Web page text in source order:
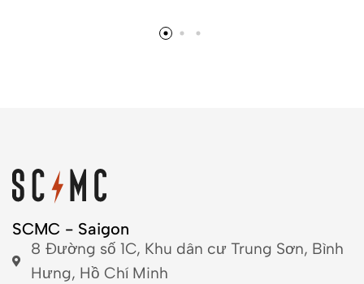
SCMC - Saigon
8 Đường số 1C, Khu dân cư Trung Sơn, Bình
Hưng, Hồ Chí Minh